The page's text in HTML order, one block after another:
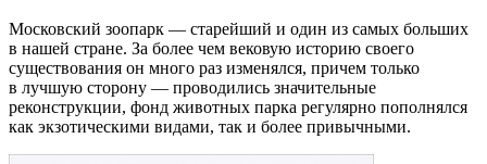
Московский зоопарк — старейший и один из самых больших
в нашей стране. За более чем вековую историю своего
существования он много раз изменялся, причем только
в лучшую сторону — проводились значительные
реконструкции, фонд животных парка регулярно пополнялся
как экзотическими видами, так и более привычными.